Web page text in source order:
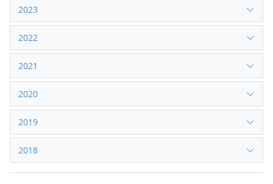
2023
2022
2021
2020
2019
2018